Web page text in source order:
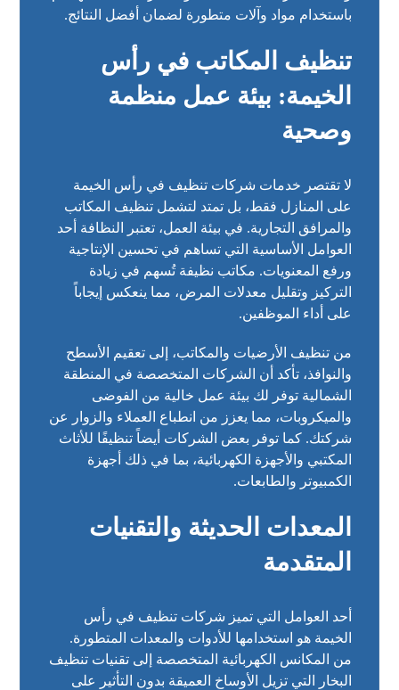
باستخدام مواد وآلات متطورة لضمان أفضل النتائج.
تنظيف المكاتب في رأس
الخيمة: بيئة عمل منظمة
وصحية
لا تقتصر خدمات شركات تنظيف في رأس الخيمة
على المنازل فقط، بل تمتد لتشمل تنظيف المكاتب
والمرافق التجارية. في بيئة العمل، تعتبر النظافة أحد
العوامل الأساسية التي تساهم في تحسين الإنتاجية
ورفع المعنويات. مكاتب نظيفة تُسهم في زيادة
التركيز وتقليل معدلات المرض، مما ينعكس إيجاباً
على أداء الموظفين.
من تنظيف الأرضيات والمكاتب، إلى تعقيم الأسطح
والنوافذ، تأكد أن الشركات المتخصصة في المنطقة
الشمالية توفر لك بيئة عمل خالية من الفوضى
والميكروبات، مما يعزز من انطباع العملاء والزوار عن
شركتك. كما توفر بعض الشركات أيضاً تنظيفًا للأثاث
المكتبي والأجهزة الكهربائية، بما في ذلك أجهزة
الكمبيوتر والطابعات.
المعدات الحديثة والتقنيات
المتقدمة
أحد العوامل التي تميز شركات تنظيف في رأس
الخيمة هو استخدامها للأدوات والمعدات المتطورة.
من المكانس الكهربائية المتخصصة إلى تقنيات تنظيف
البخار التي تزيل الأوساخ العميقة بدون التأثير على